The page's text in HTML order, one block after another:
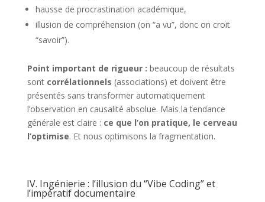
hausse de procrastination académique,
illusion de compréhension (on “a vu”, donc on croit
“savoir”).
Point important de rigueur : beaucoup de résultats
sont corrélationnels (associations) et doivent être
présentés sans transformer automatiquement
l’observation en causalité absolue. Mais la tendance
générale est claire : ce que l’on pratique, le cerveau
l’optimise. Et nous optimisons la fragmentation.
IV. Ingénierie : l’illusion du “Vibe Coding” et
l’impératif documentaire